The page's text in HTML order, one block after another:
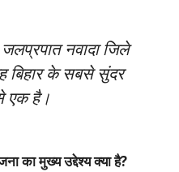
नवादा जिले
बिहार के सबसे सुंदर
एक है।
का मुख्य उद्देश्य क्या है?